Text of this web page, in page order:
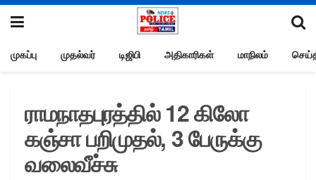
முகப்பு முதல்வர் டிஜிபி அதிகாரிகள் மாநிலம்
ராமநாதபுரத்தில் 12 கிலோ
கஞ்சா பறிமுதல், 3 பேருக்கு
வலைவீச்சு